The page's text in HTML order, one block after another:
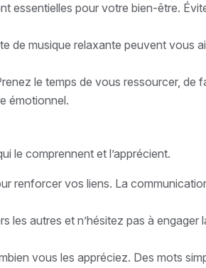
essentielles pour votre bien-être.
de musique relaxante peuvent vous
le temps de vous ressourcer, de
émotionnel.
le comprennent et l’apprécient.
renforcer vos liens. La
les autres et n’hésitez pas à engager
vous les appréciez. Des mots